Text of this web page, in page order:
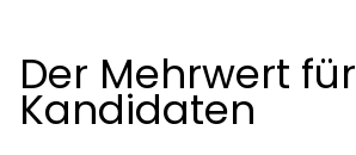
Der Mehrwert für
Kandidaten